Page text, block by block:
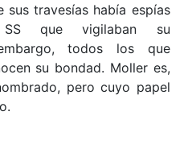
travesías había espías
que vigilaban su
todos los que
su bondad. Moller es,
pero cuyo papel